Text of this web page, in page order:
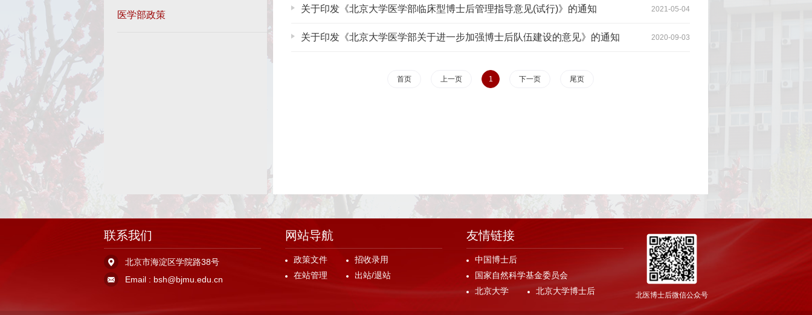
医学部政策
2021-05-04
关于印发《北京大学医学部临床型博士后管理指导意见(试行)》的通知
2020-09-03
关于印发《北京大学医学部关于进一步加强博士后队伍建设的意见》的通知
首页 上一页 1 下一页 尾页
联系我们
北京市海淀区学院路38号
Email : bsh@bjmu.edu.cn
网站导航
政策文件
招收录用
在站管理
出站/退站
友情链接
中国博士后
国家自然科学基金委员会
北京大学
北京大学博士后 北医博士后微信公众号